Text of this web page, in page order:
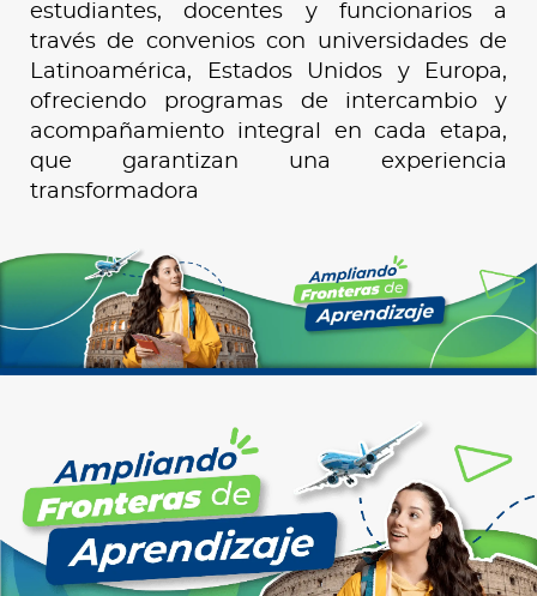
estudiantes, docentes y funcionarios a
través de convenios con universidades de
Latinoamérica, Estados Unidos y Europa,
ofreciendo programas de intercambio y
acompañamiento integral en cada etapa,
que garantizan una experiencia
transformadora